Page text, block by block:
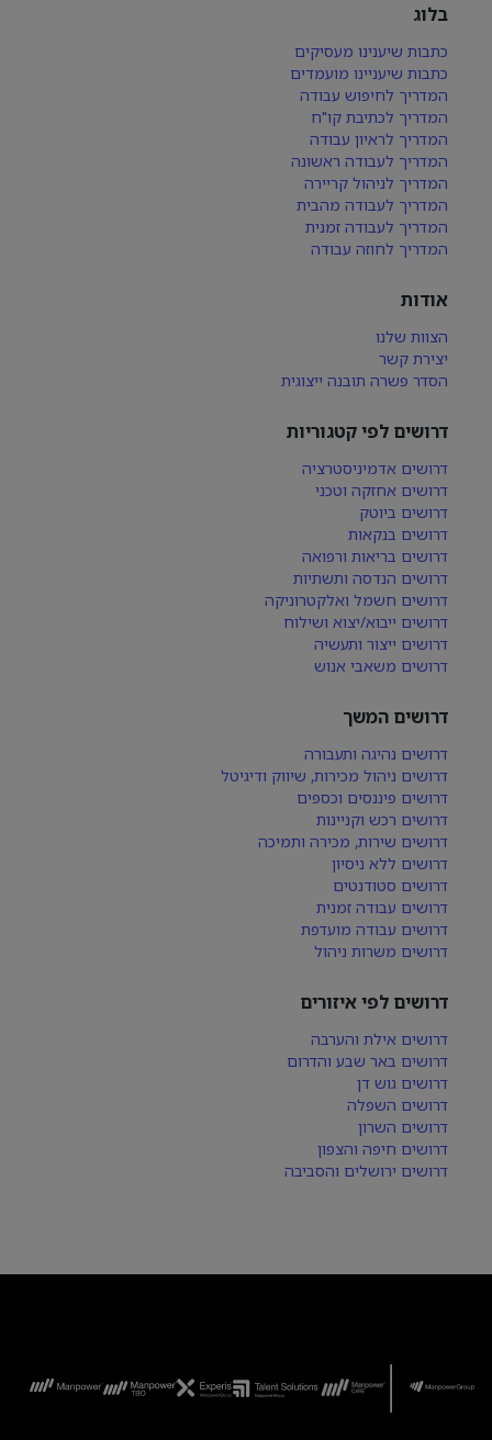
בלוג
כתבות שיענינו מעסיקים
כתבות שיעניינו מועמדים
המדריך לחיפוש עבודה
המדריך לכתיבת קו"ח
המדריך לראיון עבודה
המדריך לעבודה ראשונה
המדריך לניהול קריירה
המדריך לעבודה מהבית
המדריך לעבודה זמנית
המדריך לחוזה עבודה
אודות
הצוות שלנו
יצירת קשר
הסדר פשרה תובנה ייצוגית
דרושים לפי קטגוריות
דרושים אדמיניסטרציה
דרושים אחזקה וטכני
דרושים ביוטק
דרושים בנקאות
דרושים בריאות ורפואה
דרושים הנדסה ותשתיות
דרושים חשמל ואלקטרוניקה
דרושים ייבוא/יצוא ושילוח
דרושים ייצור ותעשיה
דרושים משאבי אנוש
דרושים המשך
דרושים נהיגה ותעבורה
דרושים ניהול מכירות, שיווק ודיגיטל
דרושים פיננסים וכספים
דרושים רכש וקניינות
דרושים שירות, מכירה ותמיכה
דרושים ללא ניסיון
דרושים סטודנטים
דרושים עבודה זמנית
דרושים עבודה מועדפת
דרושים משרות ניהול
דרושים לפי איזורים
דרושים אילת והערבה
דרושים באר שבע והדרום
דרושים גוש דן
דרושים השפלה
דרושים השרון
דרושים חיפה והצפון
דרושים ירושלים והסביבה